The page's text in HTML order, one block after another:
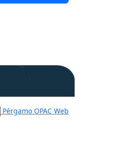
Pérgamo OPAC Web